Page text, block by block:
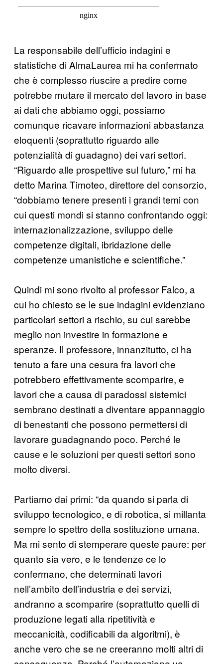
La responsabile dell’ufficio indagini e
statistiche di AlmaLaurea mi ha confermato
che è complesso riuscire a predire come
potrebbe mutare il mercato del lavoro in base
ai dati che abbiamo oggi, possiamo
comunque ricavare informazioni abbastanza
eloquenti (soprattutto riguardo alle
potenzialità di guadagno) dei vari settori.
“Riguardo alle prospettive sul futuro,” mi ha
detto Marina Timoteo, direttore del consorzio,
“dobbiamo tenere presenti i grandi temi con
cui questi mondi si stanno confrontando oggi:
internazionalizzazione, sviluppo delle
competenze digitali, ibridazione delle
competenze umanistiche e scientifiche.”
Quindi mi sono rivolto al professor Falco, a
cui ho chiesto se le sue indagini evidenziano
particolari settori a rischio, su cui sarebbe
meglio non investire in formazione e
speranze. Il professore, innanzitutto, ci ha
tenuto a fare una cesura fra lavori che
potrebbero effettivamente scomparire, e
lavori che a causa di paradossi sistemici
sembrano destinati a diventare appannaggio
di benestanti che possono permettersi di
lavorare guadagnando poco. Perché le
cause e le soluzioni per questi settori sono
molto diversi.
Partiamo dai primi: “da quando si parla di
sviluppo tecnologico, e di robotica, si millanta
sempre lo spettro della sostituzione umana.
Ma mi sento di stemperare queste paure: per
quanto sia vero, e le tendenze ce lo
confermano, che determinati lavori
nell’ambito dell’industria e dei servizi,
andranno a scomparire (soprattutto quelli di
produzione legati alla ripetitività e
meccanicità, codificabili da algoritmi), è
anche vero che se ne creeranno molti altri di